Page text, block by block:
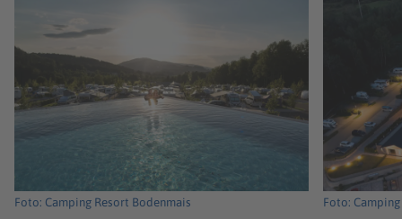
Foto: Camping Resort Bodenmais Foto: